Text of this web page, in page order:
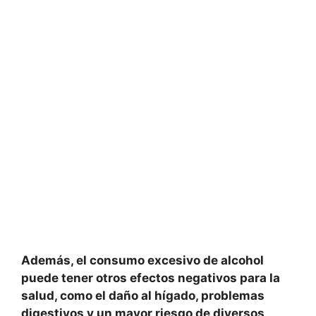
Además, el consumo excesivo de alcohol
puede tener otros efectos negativos para la
salud, como el daño al hígado, problemas
digestivos y un mayor riesgo de diversos